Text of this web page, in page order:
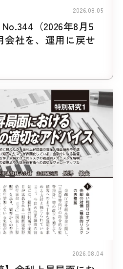
2026.08.05
（2026年8月5
会社を、運用に戻せ
2026.08.04